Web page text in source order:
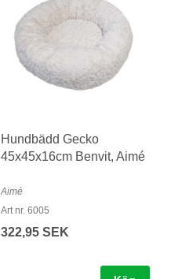
Hundbädd Gecko
45x45x16cm Benvit, Aimé
Aimé
Art nr. 6005
322,95 SEK